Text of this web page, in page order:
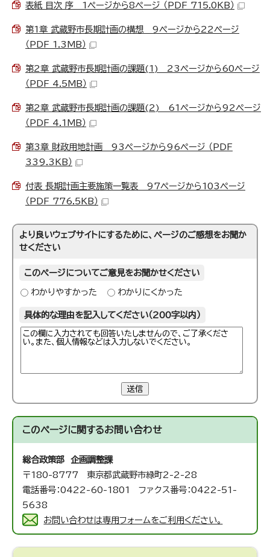
表紙 目次 序 1ページから8ページ （PDF 715.0KB）
第1章 武蔵野市長期計画の構想 9ページから22ページ
（PDF 1.3MB）
第2章 武蔵野市長期計画の課題(1) 23ページから60ページ
（PDF 4.5MB）
第2章 武蔵野市長期計画の課題(2) 61ページから92ページ
（PDF 4.1MB）
第3章 財政用地計画 93ページから96ページ （PDF
339.3KB）
付表 長期計画主要施策一覧表 97ページから103ページ
（PDF 776.5KB）
より良いウェブサイトにするために、ページのご感想をお聞か
せください
このページについてご意見をお聞かせください
わかりやすかった わかりにくかった
具体的な理由を記入してください（200字以内）
送信
このページに関するお問い合わせ
総合政策部 企画調整課
〒180-8777 東京都武蔵野市緑町2-2-28
電話番号：0422-60-1801 ファクス番号：0422-51-
5638
お問い合わせは専用フォームをご利用ください。